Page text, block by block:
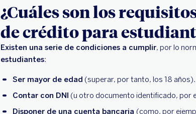
¿Cuáles son los
de crédito para
Existen una serie de condiciones a cumplir, por lo
estudiantes:
Ser mayor de edad (superar, por tanto, los 18 años).
Contar con DNI (u otro documento identificado, por
Disponer de una cuenta bancaria (como, por